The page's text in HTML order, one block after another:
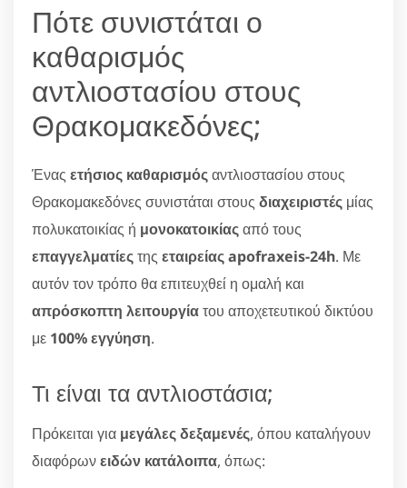
Πότε συνιστάται ο
καθαρισμός
αντλιοστασίου στους
Θρακομακεδόνες;
Ένας ετήσιος καθαρισμόςαντλιοστασίου στους
Θρακομακεδόνες συνιστάται στους διαχειριστές μίας
πολυκατοικίας ή μονοκατοικίαςαπό τους
επαγγελματίεςτης εταιρείας apofraxeis-24h. Με
αυτόν τον τρόπο θα επιτευχθεί η ομαλή και
απρόσκοπτη λειτουργίατου αποχετευτικού δικτύου
με 100% εγγύηση.
Τι είναι τα αντλιοστάσια;
Πρόκειται για μεγάλες δεξαμενές, όπου καταλήγουν
διαφόρωνειδών κατάλοιπα, όπως: